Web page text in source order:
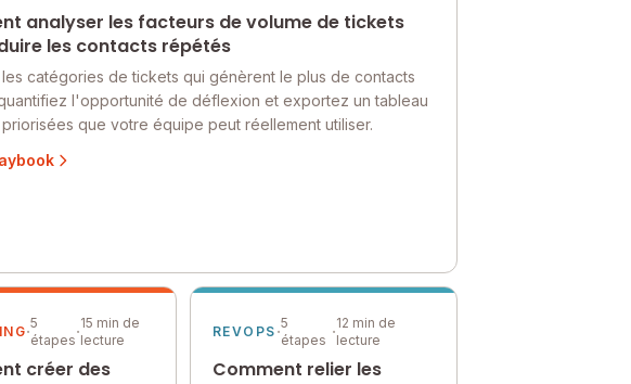
·5
étapes·15 min de
lecture
créer des
analyser les facteurs de volume de tickets
les contacts répétés
catégories de tickets qui génèrent le plus de contacts
l'opportunité de déflexion et exportez un tableau
que votre équipe peut réellement utiliser.
REVOPS ·5
étapes ·12 min de
lecture
Comment relier les